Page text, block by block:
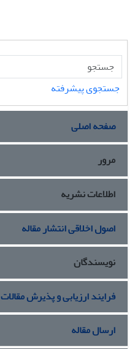
جستجوی پیشرفته
صفحه اصلی
مرور
اطلاعات نشریه
اصول اخلاقی انتشار مقاله
نویسندگان
فرایند ارزیابی و پذیرش مقالات
ارسال مقاله